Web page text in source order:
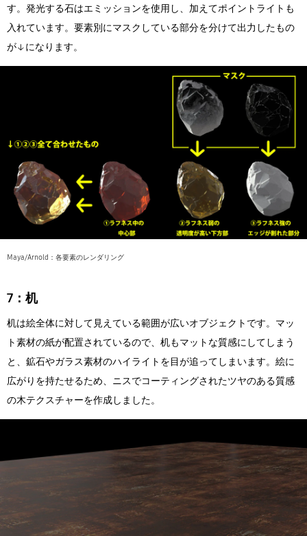
す。発光する石はエミッションを使用し、加えてポイントライトも
入れています。要素別にマスクしている部分を分けて出力したもの
が↓になります。
Maya/Arnold：各要素のレンダリング
7：机
机は絵全体に対して見えている範囲が広いオブジェクトです。マッ
ト素材の紙が配置されているので、机もマットな質感にしてしまう
と、鉱石やガラス素材のハイライトを目が追ってしまいます。絵に
広がりを持たせるため、ニスでコーティングされたツヤのある質感
の木テクスチャーを作成しました。